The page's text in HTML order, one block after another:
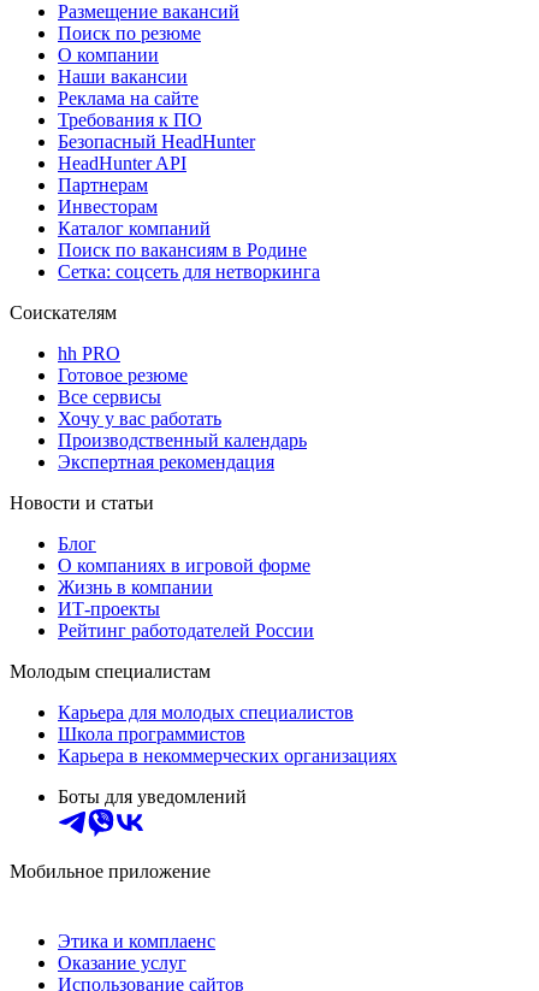
Размещение вакансий
Поиск по резюме
О компании
Наши вакансии
Реклама на сайте
Требования к ПО
Безопасный HeadHunter
HeadHunter API
Партнерам
Инвесторам
Каталог компаний
Поиск по вакансиям в Родине
Сетка: соцсеть для нетворкинга
Соискателям
hh PRO
Готовое резюме
Все сервисы
Хочу у вас работать
Производственный календарь
Экспертная рекомендация
Новости и статьи
Блог
О компаниях в игровой форме
Жизнь в компании
ИТ-проекты
Рейтинг работодателей России
Молодым специалистам
Карьера для молодых специалистов
Школа программистов
Карьера в некоммерческих организациях
Боты для уведомлений
Мобильное приложение
Этика и комплаенс
Оказание услуг
Использование сайтов